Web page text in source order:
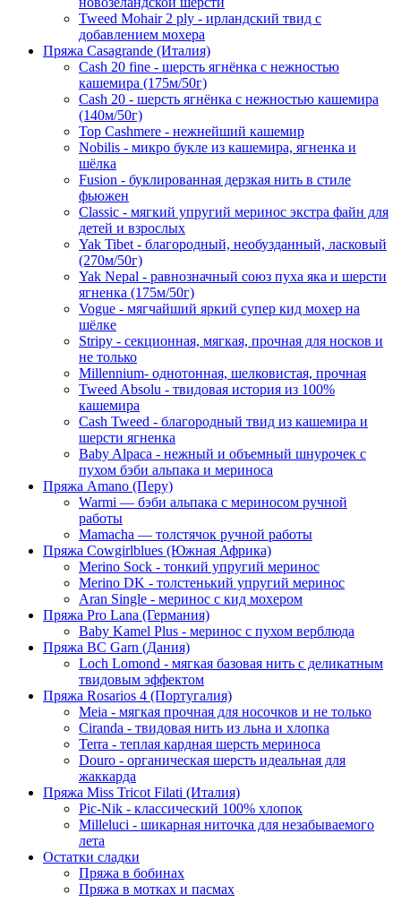
Tweed Mohair 2 ply - ирландский твид с
добавлением мохера
Пряжа Casagrande (Италия)
Cash 20 fine - шерсть ягнёнка с нежностью
кашемира (175м/50г)
Cash 20 - шерсть ягнёнка с нежностью кашемира
(140м/50г)
Top Cashmere - нежнейший кашемир
Nobilis - микро букле из кашемира, ягненка и
шёлка
Fusion - буклированная дерзкая нить в стиле
фьюжен
Classic - мягкий упругий меринос экстра файн для
детей и взрослых
Yak Tibet - благородный, необузданный, ласковый
(270м/50г)
Yak Nepal - равнозначный союз пуха яка и шерсти
ягненка (175м/50г)
Vogue - мягчайший яркий супер кид мохер на
шёлке
Stripy - секционная, мягкая, прочная для носков и
не только
Millennium- однотонная, шелковистая, прочная
Tweed Absolu - твидовая история из 100%
кашемира
Cash Tweed - благородный твид из кашемира и
шерсти ягненка
Baby Alpaca - нежный и объемный шнурочек с
пухом бэби альпака и мериноса
Пряжа Amano (Перу)
Warmi — бэби альпака с мериносом ручной
работы
Mamacha — толстячок ручной работы
Пряжа Cowgirlblues (Южная Африка)
Merino Sock - тонкий упругий меринос
Merino DK - толстенький упругий меринос
Aran Single - меринос с кид мохером
Пряжа Pro Lana (Германия)
Baby Kamel Plus - меринос с пухом верблюда
Пряжа BC Garn (Дания)
Loch Lomond - мягкая базовая нить с деликатным
твидовым эффектом
Пряжа Rosarios 4 (Португалия)
Meia - мягкая прочная для носочков и не только
Ciranda - твидовая нить из льна и хлопка
Terra - теплая кардная шерсть мериноса
Douro - органическая шерсть идеальная для
жаккарда
Пряжа Miss Tricot Filati (Италия)
Pic-Nik - классический 100% хлопок
Milleluci - шикарная ниточка для незабываемого
лета
Остатки сладки
Пряжа в бобинах
Пряжа в мотках и пасмах